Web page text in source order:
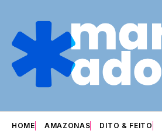
HOME AMAZONAS DITO & FEITO